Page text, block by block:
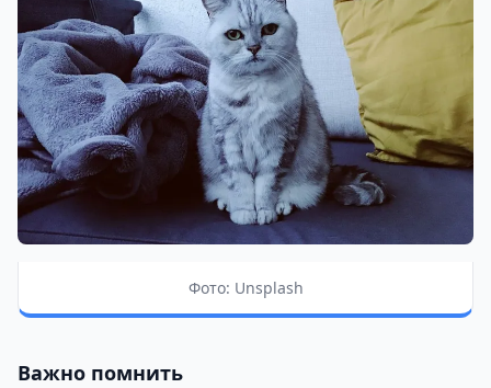
Фото: Unsplash
Важно помнить